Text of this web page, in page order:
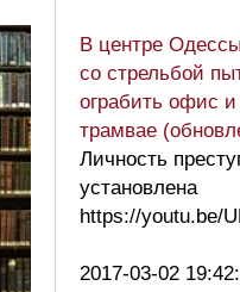
В центре
со стрельбой
ограбить офис
трамвае
Личность
установлена
https://youtu.be/
2017-03-02